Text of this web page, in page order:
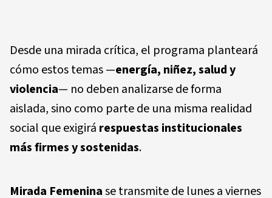
Desde una mirada crítica, el programa planteará
cómo estos temas —energía, niñez, salud y
violencia— no deben analizarse de forma
aislada, sino como parte de una misma realidad
social que exigirá respuestas institucionales
más firmes y sostenidas.
Mirada Femeninase transmite de lunes a viernes